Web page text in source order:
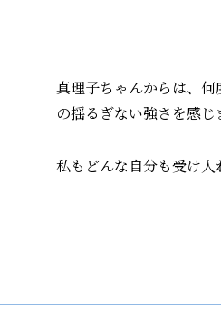
真理子ちゃんからは、
の揺るぎない強さを感じ
私もどんな自分も受け入